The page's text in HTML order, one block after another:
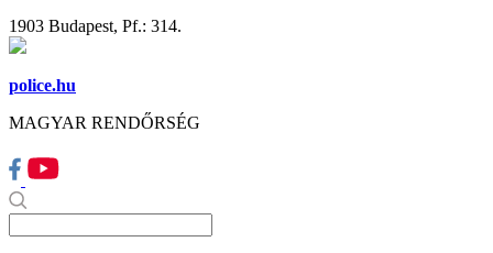
1903 Budapest, Pf.: 314.
police.hu
MAGYAR RENDŐRSÉG